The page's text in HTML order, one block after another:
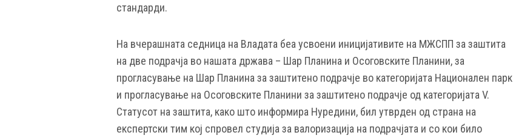
стандарди.
На вчерашната седница на Владата беа усвоени иницијативите на МЖСПП за заштита
на две подрачја во нашата држава – Шар Планина и Осоговските Планини, за
прогласување на Шар Планина за заштитено подрачје во категоријата Национален парк
и прогласување на Осоговските Планини за заштитено подрачје од категоријата V.
Статусот на заштита, како што информира Нуредини, бил утврден од страна на
експертски тим кој спровел студија за валоризација на подрачјата и со кои било